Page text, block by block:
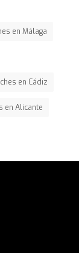
en Málaga
en Cádiz
en Alicante